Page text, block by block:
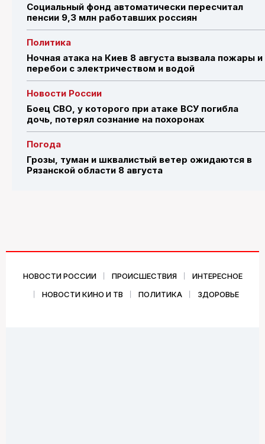
Социальный фонд автоматически пересчитал
пенсии 9,3 млн работавших россиян
Политика
Ночная атака на Киев 8 августа вызвала пожары и
перебои с электричеством и водой
Новости России
Боец СВО, у которого при атаке ВСУ погибла
дочь, потерял сознание на похоронах
Погода
Грозы, туман и шквалистый ветер ожидаются в
Рязанской области 8 августа
НОВОСТИ РОССИИ ПРОИСШЕСТВИЯ
ИНТЕРЕСНОЕ
НОВОСТИ КИНО И ТВ
ПОЛИТИКА ЗДОРОВЬЕ